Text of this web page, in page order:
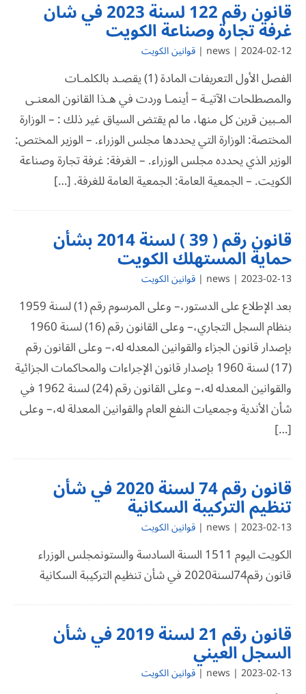
قانون رقم 122 لسنة 2023 في شان
غرفة تجارة وصناعة الكويت
2024-02-12 | news | قوانين الكويت
الفصل الأول التعريفات المادة (1) يقصـد بالكلمـات
والمصطلحات الآتيـة – أينمـا وردت في هـذا القانون المعنـى
المـبين قرين كل منها، ما لم يقتض السياق غير ذلك : – الوزارة
المختصة: الوزارة التي يحددها مجلس الوزراء. – الوزير المختص:
الوزير الذي يحدده مجلس الوزراء. – الغرفة: غرفة تجارة وصناعة
الكويت. – الجمعية العامة: الجمعية العامة للغرفة. […]
قانون رقم ( 39 ) لسنة 2014 بشأن
حماية المستهلك الكويت
2023-02-13 | news | قوانين الكويت
بعد الإطلاع على الدستور،– وعلى المرسوم رقم (1) لسنة 1959
بنظام السجل التجاري،– وعلى القانون رقم (16) لسنة 1960
بإصدار قانون الجزاء والقوانين المعدله له،– وعلى القانون رقم
(17) لسنة 1960 بإصدار قانون الإجراءات والمحاكمات الجزائية
والقوانين المعدله له،– وعلى القانون رقم (24) لسنة 1962 في
شأن الأندية وجمعيات النفع العام والقوانين المعدلة له،– وعلى
[…]
قانون رقم 74 لسنة 2020 في شأن
تنظيم التركيبة السكانية
2023-02-13 | news | قوانين الكويت
الكويت اليوم 1511 السنة السادسة والستونمجلس الوزراء
قانون رقم74لسنة2020 في شأن تنظيم التركيبة السكانية
قانون رقم 21 لسنة 2019 في شأن
السجل العيني
2023-02-13 | news | قوانين الكويت